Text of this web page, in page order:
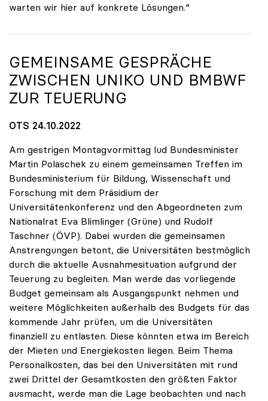
warten wir hier auf konkrete Lösungen.“
GEMEINSAME GESPRÄCHE
ZWISCHEN UNIKO UND BMBWF
ZUR TEUERUNG
OTS 24.10.2022
Am gestrigen Montagvormittag lud Bundesminister
Martin Polaschek zu einem gemeinsamen Treffen im
Bundesministerium für Bildung, Wissenschaft und
Forschung mit dem Präsidium der
Universitätenkonferenz und den Abgeordneten zum
Nationalrat Eva Blimlinger (Grüne) und Rudolf
Taschner (ÖVP). Dabei wurden die gemeinsamen
Anstrengungen betont, die Universitäten bestmöglich
durch die aktuelle Ausnahmesituation aufgrund der
Teuerung zu begleiten. Man werde das vorliegende
Budget gemeinsam als Ausgangspunkt nehmen und
weitere Möglichkeiten außerhalb des Budgets für das
kommende Jahr prüfen, um die Universitäten
finanziell zu entlasten. Diese könnten etwa im Bereich
der Mieten und Energiekosten liegen. Beim Thema
Personalkosten, das bei den Universitäten mit rund
zwei Drittel der Gesamtkosten den größten Faktor
ausmacht, werde man die Lage beobachten und nach